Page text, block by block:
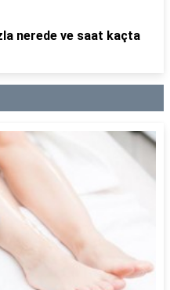
nerede ve saat kaçta